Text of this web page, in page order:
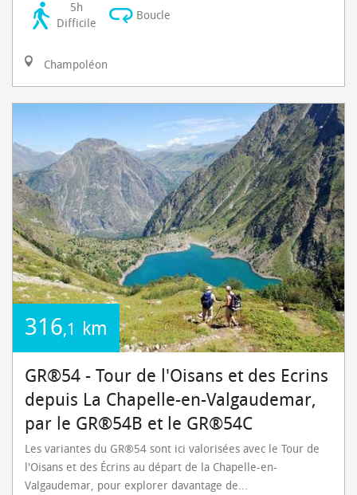
5h
Difficile
Boucle
Champoléon
316,1 km
GR®54 - Tour de l'Oisans et des Ecrins
depuis La Chapelle-en-Valgaudemar,
par le GR®54B et le GR®54C
Les variantes du GR®54 sont ici valorisées avec le Tour de
l'Oisans et des Écrins au départ de la Chapelle-en-
Valgaudemar, pour explorer davantage de...